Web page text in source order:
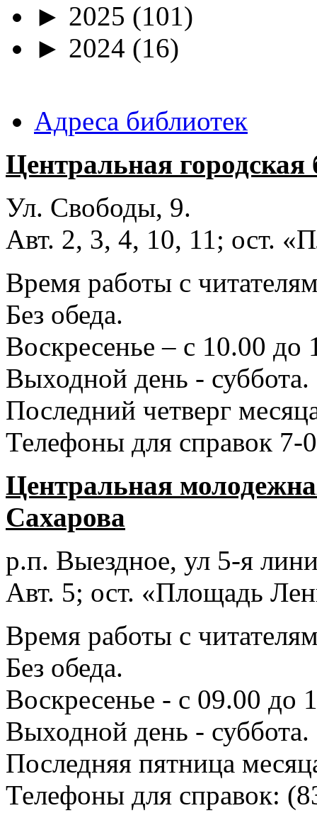
► 2025 (101)
► 2024 (16)
Адреса библиотек
Центральная
Ул. Свободы, 9.
Авт. 2, 3, 4, 10, 11; ост.
Время работы с
Без обеда.
Воскресенье – с 10.00 до
Выходной день - суббота.
Последний четверг
Телефоны для справок 7-
Центральная
Сахарова
р.п. Выездное, ул 5-я
Авт. 5; ост. «Площадь
Время работы с
Без обеда.
Воскресенье - с 09.00 до
Выходной день - суббота.
Последняя пятница
Телефоны для справок: